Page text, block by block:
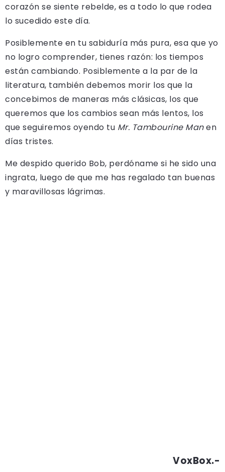
corazón se siente rebelde, es a todo lo que rodea
lo sucedido este día.
Posiblemente en tu sabiduría más pura, esa que yo
no logro comprender, tienes razón: los tiempos
están cambiando. Posiblemente a la par de la
literatura, también debemos morir los que la
concebimos de maneras más clásicas, los que
queremos que los cambios sean más lentos, los
que seguiremos oyendo tu Mr. Tambourine Manen
días tristes.
Me despido querido Bob, perdóname si he sido una
ingrata, luego de que me has regalado tan buenas
y maravillosas lágrimas.
VoxBox.-